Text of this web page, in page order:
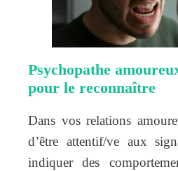
Psychopathe
pour le reconnaître
Dans vos relations
d’être attentif/ve aux
indiquer des